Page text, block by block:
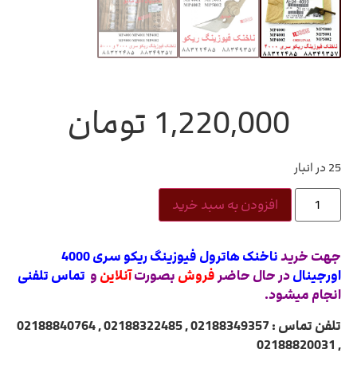
1,220,000 تومان
25 در انبار
افزودن به سبد خرید
جهت خرید
ناخنک هاترول فیوزینگ ریکو سری 4000
اورجینالدر حال حاضرفروش بصورتآنلاین و تماس تلفنی
انجام میشود.
تلفن تماس : 02188349357 , 02188322485 , 02188840764
, 02188820031